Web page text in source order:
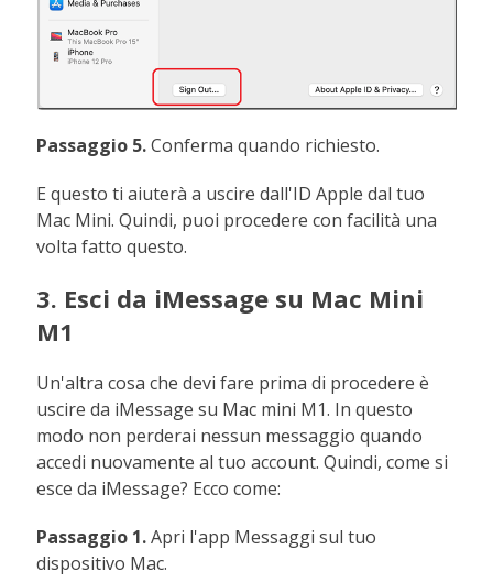
Passaggio 5.Conferma quando richiesto.
E questo ti aiuterà a uscire dall'ID Apple dal tuo
Mac Mini. Quindi, puoi procedere con facilità una
volta fatto questo.
3. Esci da iMessage su Mac Mini
M1
Un'altra cosa che devi fare prima di procedere è
uscire da iMessage su Mac mini M1. In questo
modo non perderai nessun messaggio quando
accedi nuovamente al tuo account. Quindi, come si
esce da iMessage? Ecco come:
Passaggio 1.Apri l'app Messaggi sul tuo
dispositivo Mac.